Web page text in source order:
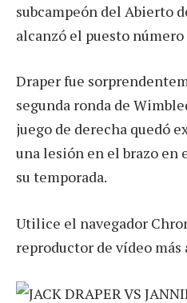
subcampeón del Abierto
alcanzó el puesto
Draper fue
segunda ronda de
juego de derecha quedó
una lesión en el brazo en
su temporada.
Utilice el navegador
reproductor de vídeo más